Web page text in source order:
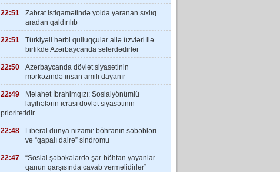
22:51
Zabrat istiqamətində yolda yaranan sıxlıq
aradan qaldırılıb
22:51
Türkiyəli hərbi qulluqçular ailə üzvləri ilə
birlikdə Azərbaycanda səfərdədirlər
22:50
Azərbaycanda dövlət siyasətinin
mərkəzində insan amili dayanır
22:49
Məlahət İbrahimqızı: Sosialyönümlü
layihələrin icrası dövlət siyasətinin
prioritetidir
22:48
Liberal dünya nizamı: böhranın səbəbləri
və “qapalı dairə” sindromu
22:47
“Sosial şəbəkələrdə şər-böhtan yayanlar
qanun qarşısında cavab verməlidirlər”